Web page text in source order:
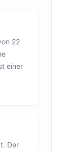
22
einer
Der